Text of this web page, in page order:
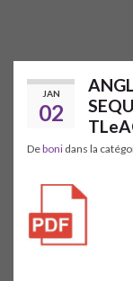
JAN
02
Deboni dans la